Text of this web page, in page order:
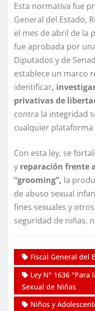
Esta normativa fue
General del Estado,
el mes de abril de la
fue aprobada por
Diputados y de
establece un marco
identificar,
privativas de
contra la integridad
cualquier plataforma
Con esta ley, se
y reparación frente
“grooming”, la
de abuso sexual
fines sexuales y
seguridad de niñas,
Fiscal General del
Ley N° 1636
Sexual de Niñas
Niños y